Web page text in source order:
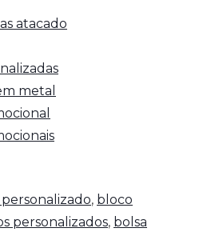
atacado
metal
, bloco
personalizados, bolsa